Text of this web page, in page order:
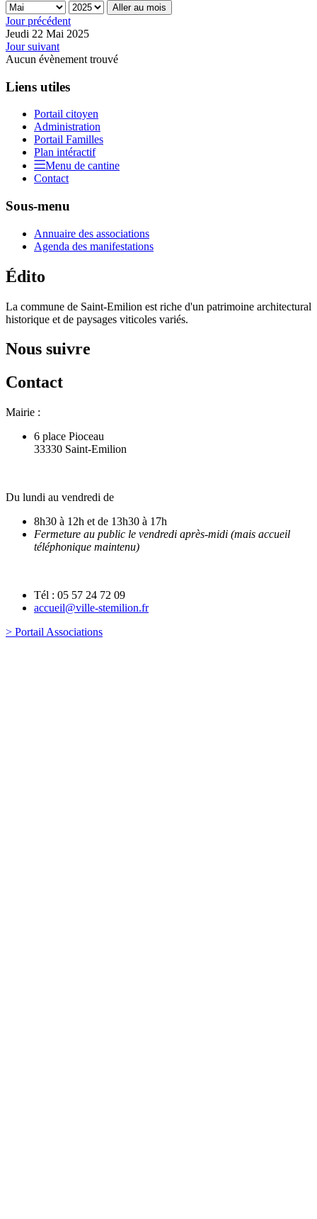
Aller au mois
Jour précédent
Jeudi 22 Mai 2025
Jour suivant
Aucun évènement trouvé
Liens utiles
Portail citoyen
Administration
Portail Familles
Plan intéractif
Menu de cantine
Contact
Sous-menu
Annuaire des associations
Agenda des manifestations
Édito
La commune de Saint-Emilion est riche d'un patrimoine architectural
historique et de paysages viticoles variés.
Nous suivre
Contact
Mairie :
6 place Pioceau
33330 Saint-Emilion
Du lundi au vendredi de
8h30 à 12h et de 13h30 à 17h
Fermeture au public le vendredi après-midi (mais accueil
téléphonique maintenu)
Tél : 05 57 24 72 09
accueil@ville-stemilion.fr
> Portail Associations